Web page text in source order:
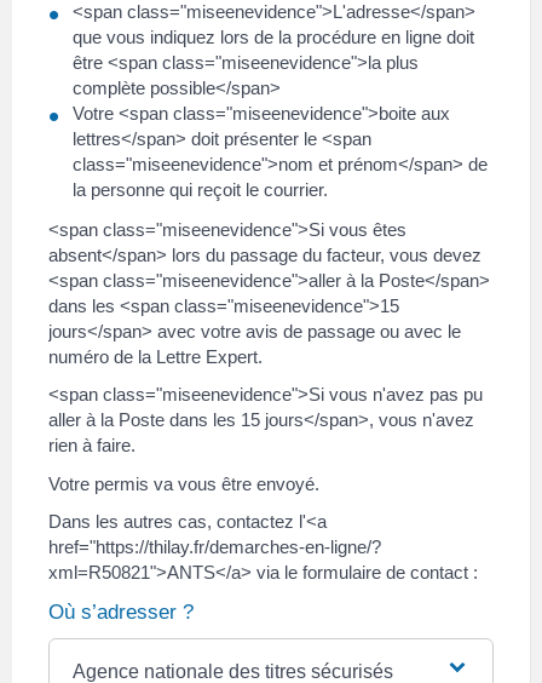
<span class="miseenevidence">L'adresse</span>
que vous indiquez lors de la procédure en ligne doit
être <span class="miseenevidence">la plus
complète possible</span>
Votre <span class="miseenevidence">boite aux
lettres</span> doit présenter le <span
class="miseenevidence">nom et prénom</span> de
la personne qui reçoit le courrier.
<span class="miseenevidence">Si vous êtes
absent</span> lors du passage du facteur, vous devez
<span class="miseenevidence">aller à la Poste</span>
dans les <span class="miseenevidence">15
jours</span> avec votre avis de passage ou avec le
numéro de la Lettre Expert.
<span class="miseenevidence">Si vous n'avez pas pu
aller à la Poste dans les 15 jours</span>, vous n'avez
rien à faire.
Votre permis va vous être envoyé.
Dans les autres cas, contactez l'<a
href="https://thilay.fr/demarches-en-ligne/?
xml=R50821">ANTS</a> via le formulaire de contact :
Où s’adresser ?
Agence nationale des titres sécurisés